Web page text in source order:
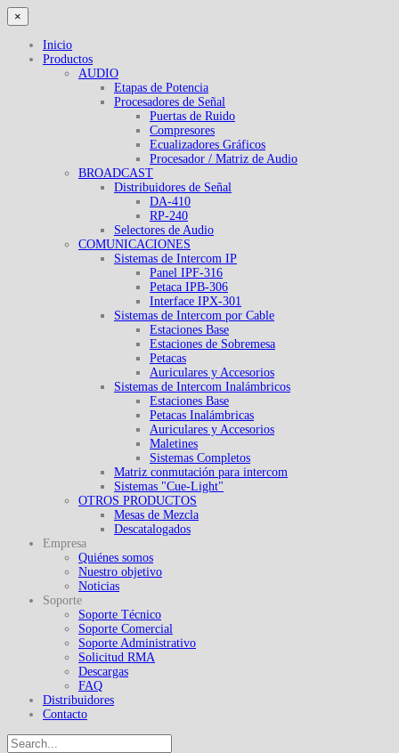
×
Inicio
Productos
AUDIO
Etapas de Potencia
Procesadores de Señal
Puertas de Ruido
Compresores
Ecualizadores Gráficos
Procesador / Matriz de Audio
BROADCAST
Distribuidores de Señal
DA-410
RP-240
Selectores de Audio
COMUNICACIONES
Sistemas de Intercom IP
Panel IPF-316
Petaca IPB-306
Interface IPX-301
Sistemas de Intercom por Cable
Estaciones Base
Estaciones de Sobremesa
Petacas
Auriculares y Accesorios
Sistemas de Intercom Inalámbricos
Estaciones Base
Petacas Inalámbricas
Auriculares y Accesorios
Maletines
Sistemas Completos
Matriz conmutación para intercom
Sistemas "Cue-Light"
OTROS PRODUCTOS
Mesas de Mezcla
Descatalogados
Empresa
Quiénes somos
Nuestro objetivo
Noticias
Soporte
Soporte Técnico
Soporte Comercial
Soporte Administrativo
Solicitud RMA
Descargas
FAQ
Distribuidores
Contacto